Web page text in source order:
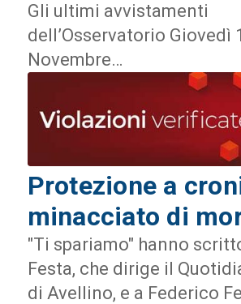
Gli ultimi avvistamenti
dell’Osservatorio Giovedì
Novembre…
Protezione a
minacciato di
"Ti spariamo" hanno
Festa, che dirige il
di Avellino, e a Federico